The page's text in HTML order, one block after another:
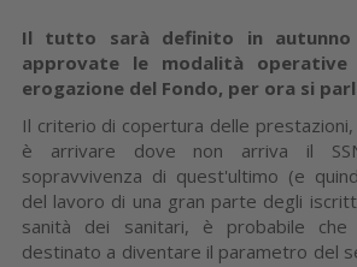
Il tutto sarà definito in autunno
approvate le modalità
erogazione del Fondo, per ora si
Il criterio di copertura delle prestazioni,
è arrivare dove non arriva il
sopravvivenza di quest'ultimo (e
del lavoro di una gran parte degli
sanità dei sanitari, è probabile
destinato a diventare il parametro del